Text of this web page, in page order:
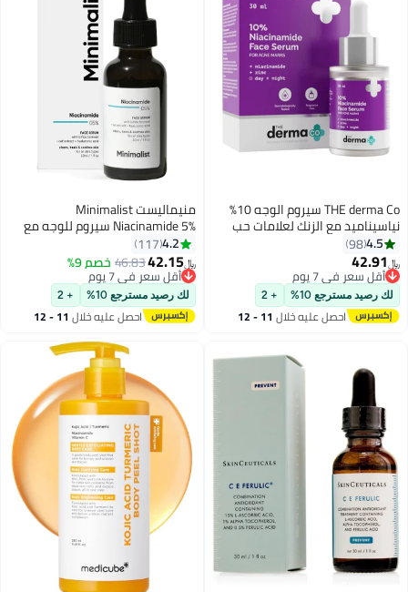
THE derma Co سيروم الوجه 10%
نياسيناميد مع الزنك لعلامات حب
الشباب | يخفف علامات حب الشباب
والبقع الداكنة | يتحكم في الزيوت
4.5
98
﷼‏ 42.91
أقل سعر في 7 يوم
أقل سعر في 7 يوم
لك رصيد مسترجع 10% + 2
احصل عليه خلال 11 - 12
منيماليست Minimalist
Niacinamide 5% سيروم للوجه مع
فيتامين B3 وحمض الهيالورونيك
لبشرة نقية ومشرقة | يساعد في
تقليل البهتان وضرر الشمس | يصلح
حاجز البشرة.
4.2
117
﷼‏42.15
46.83خصم 9%
أقل سعر في 7 يوم
أقل سعر في 7 يوم
لك رصيد مسترجع 10% + 2
احصل عليه خلال 11 - 12